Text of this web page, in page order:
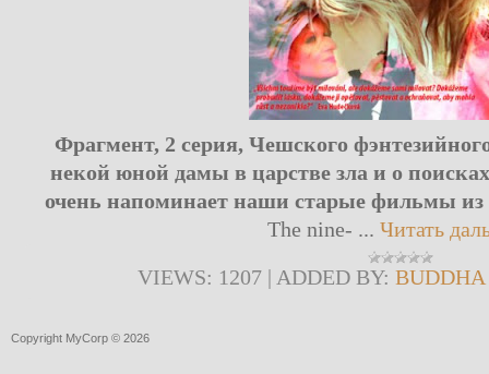
Фрагмент, 2 серия, Чешского
некой юной дамы в царстве зла и о
очень напоминает наши старые фильмы из
The nine- ... Читать
VIEWS: 1207 ADDED BY: BUDDHA
Copyright MyCorp © 2026